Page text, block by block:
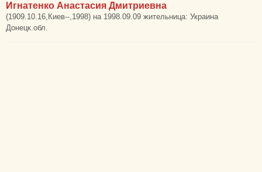
Игнатенко Анастасия Дмитриевна
(1909.10.16,Киев--,1998) на 1998.09.09 жительница: Украина
Донецк.обл.